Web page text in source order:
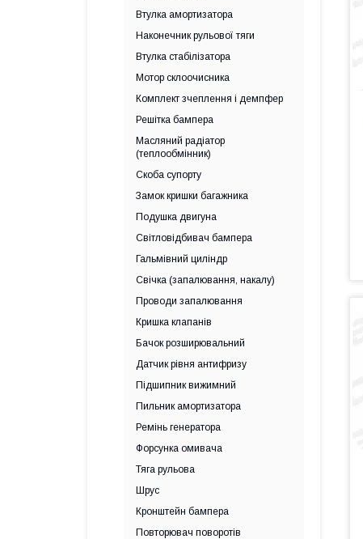
Втулка амортизатора
Наконечник рульової тяги
Втулка стабілізатора
Мотор склоочисника
Комплект зчеплення і демпфер
Решітка бампера
Масляний радіатор
(теплообмінник)
Скоба супорту
Замок кришки багажника
Подушка двигуна
Світловідбивач бампера
Гальмівний циліндр
Свічка (запалювання, накалу)
Проводи запалювання
Кришка клапанів
Бачок розширювальний
Датчик рівня антифризу
Підшипник вижимний
Пильник амортизатора
Ремінь генератора
Форсунка омивача
Тяга рульова
Шрус
Кронштейн бампера
Повторювач поворотів